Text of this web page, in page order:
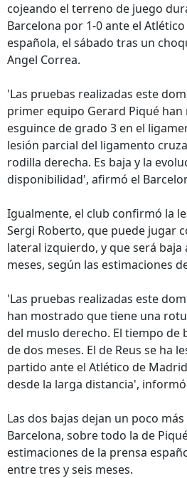
cojeando el terreno de juego
Barcelona por 1-0 ante el
española, el sábado tras un
Angel Correa.
'Las pruebas realizadas este
primer equipo Gerard Piqué
esguince de grado 3 en el
lesión parcial del ligamento
rodilla derecha. Es baja y la
disponibilidad', afirmó el
Igualmente, el club confirmó la
Sergi Roberto, que puede jugar
lateral izquierdo, y que será
meses, según las estimaciones
'Las pruebas realizadas este
han mostrado que tiene una
del muslo derecho. El tiempo de
de dos meses. El de Reus se ha
partido ante el Atlético de
desde la larga distancia',
Las dos bajas dejan un poco
Barcelona, sobre todo la de
estimaciones de la prensa
entre tres y seis meses.